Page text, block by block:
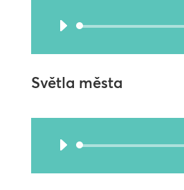
Audio
Světla města
Audio